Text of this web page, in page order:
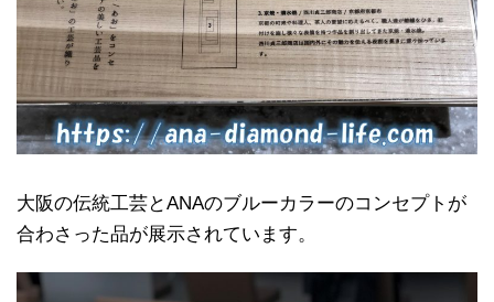
大阪の伝統工芸とANAのブルーカラーのコンセプトが
合わさった品が展示されています。